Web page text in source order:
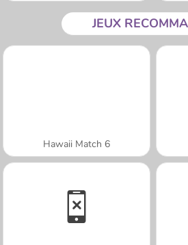
JEUX
Hawaii Match 6